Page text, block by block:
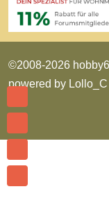
©2008-2026
powered by